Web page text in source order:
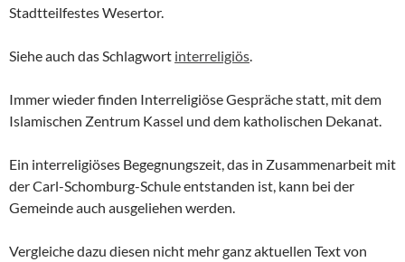
Stadtteilfestes Wesertor.
Siehe auch das Schlagwort interreligiös
Immer wieder finden Interreligiöse Gespräche statt, mit dem
Islamischen Zentrum Kassel und dem katholischen Dekanat.
Ein interreligiöses Begegnungszeit, das in Zusammenarbeit mit
der Carl-Schomburg-Schule entstanden ist, kann bei der
Gemeinde auch ausgeliehen werden.
Vergleiche dazu diesen nicht mehr ganz aktuellen Text von